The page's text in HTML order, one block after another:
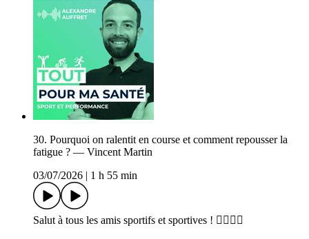
30. Pourquoi on ralentit en course et comment repousser la
fatigue ? — Vincent Martin
03/07/2026
1 h 55 min
Salut à tous les amis sportifs et sportives ! 🏃‍♂️🚵‍♀️